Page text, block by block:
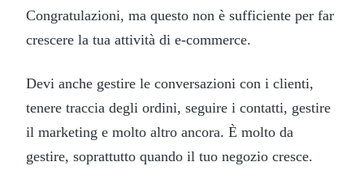
Congratulazioni, ma questo non è sufficiente per far
crescere la tua attività di e-commerce.
Devi anche gestire le conversazioni con i clienti,
tenere traccia degli ordini, seguire i contatti, gestire
il marketing e molto altro ancora. È molto da
gestire, soprattutto quando il tuo negozio cresce.